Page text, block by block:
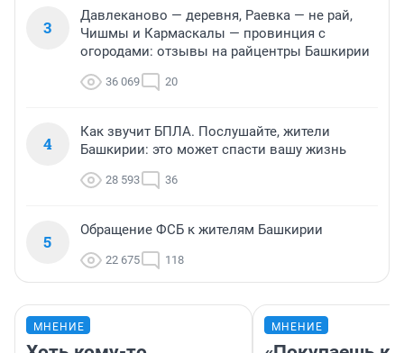
3
Давлеканово — деревня, Раевка — не рай,
Чишмы и Кармаскалы — провинция с
огородами: отзывы на райцентры Башкирии
36 069 20
4
Как звучит БПЛА. Послушайте, жители
Башкирии: это может спасти вашу жизнь
28 593 36
5
Обращение ФСБ к жителям Башкирии
22 675 118
МНЕНИЕ МНЕНИЕ